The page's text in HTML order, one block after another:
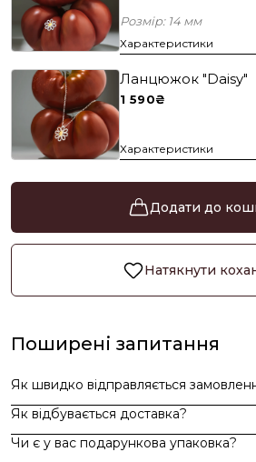
Розмір: 14 мм
Характеристики
Ланцюжок "Daisy"
1 590₴
Характеристики
Додати до
Натякнути
Поширені запитання
Як швидко відправляється
Замовлення, оформлені до 15:00,
Як відбувається доставка?
Чи є у вас подарункова упаковка?